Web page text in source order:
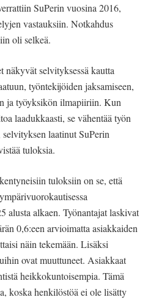
SuPerin vuosina 2016,
vastauksiin. Notkahdus
oli selkeä.
selvityksessä kautta
työntekijöiden jaksamiseen,
ja työyksikön ilmapiiriin. Kun
laadukkaasti, se vähentää työn
laatinut SuPerin
tuloksia.
tuloksiin on se, että
alusta alkaen. Työnantajat laskivat
0,6:een arvioimatta asiakkaiden
näin tekemään. Lisäksi
ovat muuttuneet. Asiakkaat
heikkokuntoisempia. Tämä
koska henkilöstöä ei ole lisätty